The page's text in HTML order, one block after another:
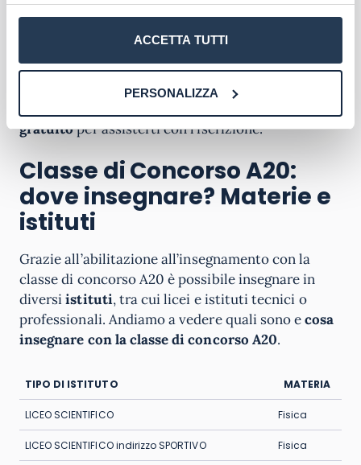
ACCETTA TUTTI
PERSONALIZZA
Provinciali per le Supplenze (GPS)
Ti interessa il master? Compila il form in pagina e
gratuitoper assisterti con l’iscrizione.
Classe di Concorso A20:
dove insegnare? Materie e
istituti
Grazie all’abilitazione all’insegnamento con la
classe di concorso A20 è possibile insegnare in
diversiistituti, tra cui licei e istituti tecnici o
professionali. Andiamo a vedere quali sono ecosa
insegnare con la classe di concorso A20.
TIPO DI ISTITUTO MATERIA
LICEO SCIENTIFICO Fisica
LICEO SCIENTIFICO indirizzo SPORTIVO Fisica